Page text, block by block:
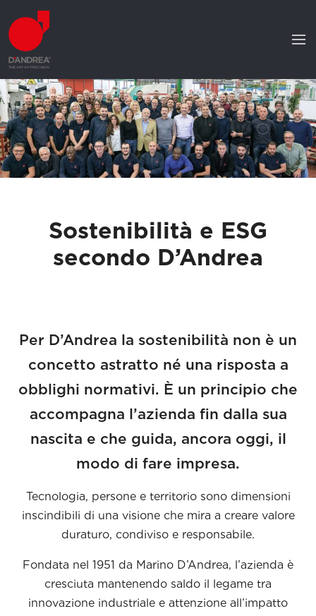
Sostenibilità e ESG
secondo D’Andrea
Per D’Andrea la sostenibilità non è un
concetto astratto né una risposta a
obblighi normativi. È un principio che
accompagna l’azienda fin dalla sua
nascita e che guida, ancora oggi, il
modo di fare impresa.
Tecnologia, persone e territorio sono dimensioni
inscindibili di una visione che mira a creare valore
duraturo, condiviso e responsabile.
Fondata nel 1951 da Marino D’Andrea, l’azienda è
cresciuta mantenendo saldo il legame tra
innovazione industriale e attenzione all’impatto